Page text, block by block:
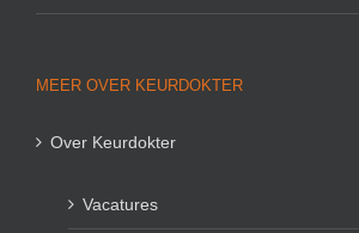
MEER OVER KEURDOKTER
Over Keurdokter
Vacatures